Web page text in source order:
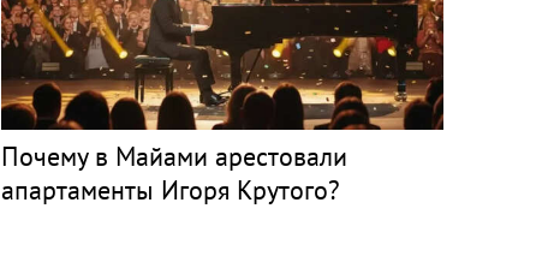
Почему в Майами арестовали
апартаменты Игоря Крутого?